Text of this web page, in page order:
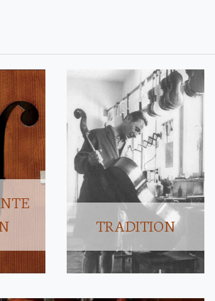
TRADITION